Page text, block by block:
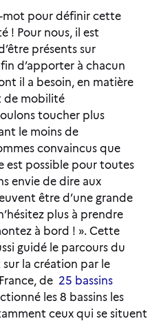
mot pour définir cette
! Pour nous, il est
présents sur
d’apporter à chacun
il a besoin, en matière
de mobilité
toucher plus
le moins de
convaincus que
est possible pour toutes
envie de dire aux
être d’une grande
plus à prendre
à bord ! ». Cette
guidé le parcours du
la création par le
de 25 bassins
les 8 bassins les
ceux qui se situent